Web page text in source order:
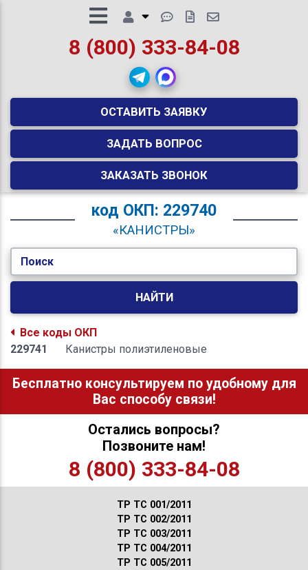
8 (800) 333-84-08
ОСТАВИТЬ ЗАЯВКУ
ЗАДАТЬ ВОПРОС
ЗАКАЗАТЬ ЗВОНОК
код ОКП: 229740
«КАНИСТРЫ»
Поиск
НАЙТИ
Все коды ОКП
229741
Канистры полиэтиленовые
Бесплатно консультируем по удобному для
Вас способу связи!
Остались вопросы?
Позвоните нам!
8 (800) 333-84-08
ТР ТС 001/2011
ТР ТС 002/2011
ТР ТС 003/2011
ТР ТС 004/2011
ТР ТС 005/2011